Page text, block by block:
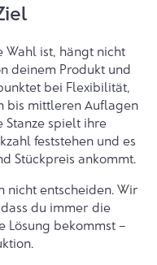
Wahl ist, hängt nicht
deinem Produkt und
bei Flexibilität,
bis mittleren Auflagen
Stanze spielt ihre
feststehen und es
Stückpreis ankommt.
nicht entscheiden. Wir
du immer die
Lösung bekommst –